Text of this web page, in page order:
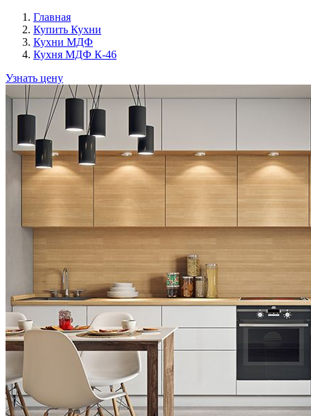
Главная
Купить Кухни
Кухни МДФ
Кухня МДФ К-46
Узнать цену